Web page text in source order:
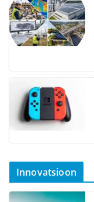
Innovatsioon